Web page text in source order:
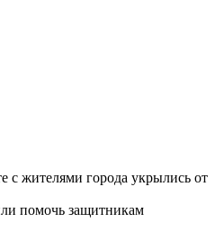
с жителями города укрылись от
помочь защитникам